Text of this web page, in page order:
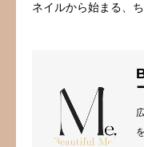
ネイルから始まる、